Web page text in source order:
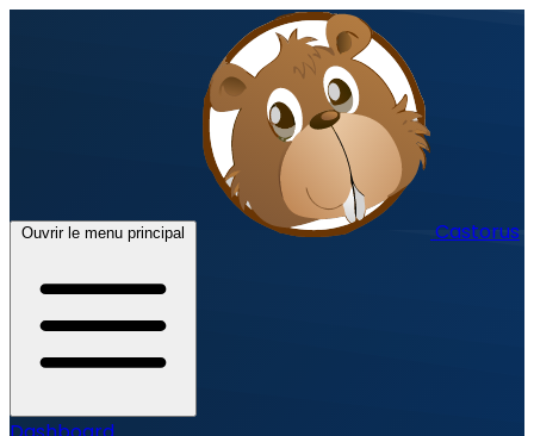
Ouvrir le menu principal Castorus